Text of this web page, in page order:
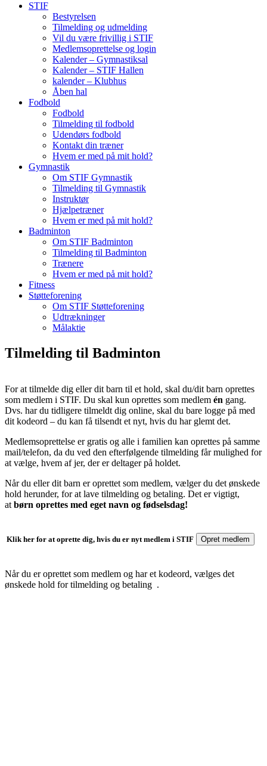
STIF
Bestyrelsen
Tilmelding og udmelding
Vil du være frivillig i STIF
Medlemsoprettelse og login
Kalender – Gymnastiksal
Kalender – STIF Hallen
kalender – Klubhus
Åben hal
Fodbold
Fodbold
Tilmelding til fodbold
Udendørs fodbold
Kontakt din træner
Hvem er med på mit hold?
Gymnastik
Om STIF Gymnastik
Tilmelding til Gymnastik
Instruktør
Hjælpetræner
Hvem er med på mit hold?
Badminton
Om STIF Badminton
Tilmelding til Badminton
Trænere
Hvem er med på mit hold?
Fitness
Støtteforening
Om STIF Støtteforening
Udtrækninger
Målaktie
Tilmelding til Badminton
For at tilmelde dig eller dit barn til et hold, skal du/dit barn oprettes
som medlem i STIF. Du skal kun oprettes som medlem én gang.
Dvs. har du tidligere tilmeldt dig online, skal du bare logge på med
dit kodeord – du kan få tilsendt et nyt, hvis du har glemt det.
Medlemsoprettelse er gratis og alle i familien kan oprettes på samme
mail/telefon, da du ved den efterfølgende tilmelding får mulighed for
at vælge, hvem af jer, der er deltager på holdet.
Når du eller dit barn er oprettet som medlem, vælger du det ønskede
hold herunder, for at lave tilmelding og betaling. Det er vigtigt,
at børn oprettes med eget navn og fødselsdag!
Klik her for at oprette dig, hvis du er nyt medlem i STIF Opret medlem
Når du er oprettet som medlem og har et kodeord, vælges det
ønskede hold for tilmelding og betaling .